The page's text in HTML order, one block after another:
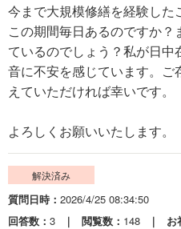
今まで大規模修繕を経験し
この期間毎日あるのですか
ているのでしょう？私が日
音に不安を感じています。
えていただければ幸いです。
よろしくお願いいたします。
解決済み
質問日時
2026/4/25 08:34:50
回答数
3 閲覧数 148 お